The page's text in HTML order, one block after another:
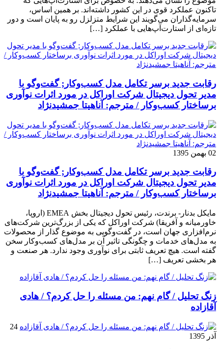
تاکنون عملکرد قوی در این کشور داشته‌اند. بر همین اساس،
سرمایه‌گذاران می‌گویند این شرایط متزلزل رو به پایان است و دور
تازه‌ای از استارت‌آپ‌هایی با عملکرد […]
رقابت جدید برسر تکامل مدل کسب‌و‌کار; گفت‌وگو با
مدیر تحول دیجیتال شرکت اوراکل در مورد اثرات نوآوری
برساختار کسب‌وکار / مترجم: آناهیتا جمشیدنژاد
02 بهمن 1395
رقابت جدید برسر تکامل مدل کسب‌و‌کار; گفت‌وگو با
مدیر تحول دیجیتال شرکت اوراکل در مورد اثرات نوآوری
برساختار کسب‌وکار / مترجم: آناهیتا جمشیدنژاد
مایکل بدنار- برندت، رئیس تحول دیجیتال بخش EMEA (اروپا،
خاورمیانه و آفریقا) شرکت اوراکل که یکی از بزرگ‌ترین شرکت‌های
نرم‌افزاری جهان است، در گفت‌وگویی به موضوع گذار از محصولات
به مدل‌های خدمات و چگونگی تاثیر آن بر مدل‌های کسب‌و‌کار سخن
گفته است. هیچ تعریف ثابتی برای نوآوری وجود ندارد. هر صنعت و
هر بخشی تعریف […]
زنگ تحلیل / گام نهم: من مسئله را حل کردم؟ / هادی
آقازاده
24
آذر 1395